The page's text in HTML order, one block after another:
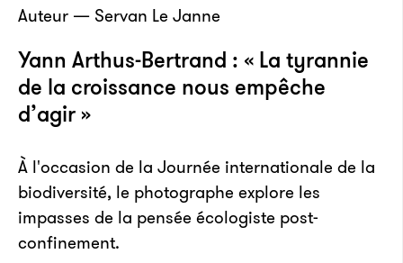
Auteur — Servan Le Janne
Yann Arthus-Bertrand : « La tyrannie
de la croissance nous empêche
d’agir »
À l'occasion de la Journée internationale de la
biodiversité, le photographe explore les
impasses de la pensée écologiste post-
confinement.